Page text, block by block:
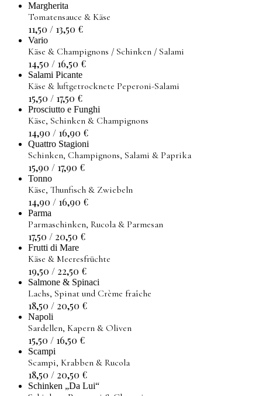
Margherita
Tomatensauce & Käse
11,50 / 13,50 €
Vario
Käse & Champignons / Schinken / Salami
14,50 / 16,50 €
Salami Picante
Käse & luftgetrocknete Peperoni-Salami
15,50 / 17,50 €
Prosciutto e Funghi
Käse, Schinken & Champignons
14,90 / 16,90 €
Quattro Stagioni
Schinken, Champignons, Salami & Paprika
15,90 / 17,90 €
Tonno
Käse, Thunfisch & Zwiebeln
14,90 / 16,90 €
Parma
Parmaschinken, Rucola & Parmesan
17,50 / 20,50 €
Frutti di Mare
Käse & Meeresfrüchte
19,50 / 22,50 €
Salmone & Spinaci
Lachs, Spinat und Crème fraîche
18,50 / 20,50 €
Napoli
Sardellen, Kapern & Oliven
15,50 / 16,50 €
Scampi
Scampi, Krabben & Rucola
18,50 / 20,50 €
Schinken „Da Lui“